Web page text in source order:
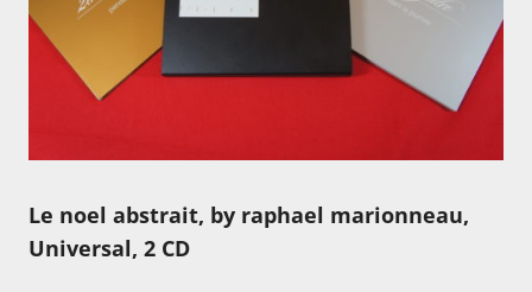
Le noel abstrait, by raphael marionneau,
Universal, 2 CD